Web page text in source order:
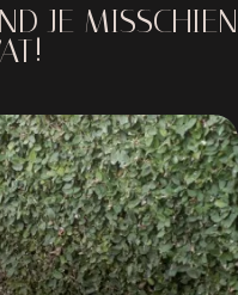
JE MISSCHIEN